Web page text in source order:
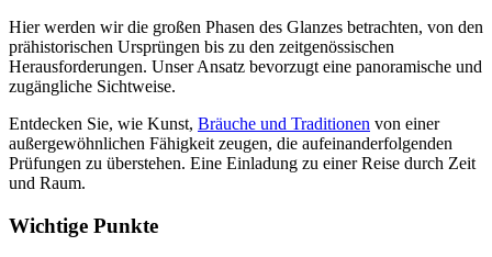
Hier werden wir die großen Phasen des Glanzes betrachten, von den
prähistorischen Ursprüngen bis zu den zeitgenössischen
Herausforderungen. Unser Ansatz bevorzugt eine panoramische und
zugängliche Sichtweise.
Entdecken Sie, wie Kunst, Bräuche und Traditionen von einer
außergewöhnlichen Fähigkeit zeugen, die aufeinanderfolgenden
Prüfungen zu überstehen. Eine Einladung zu einer Reise durch Zeit
und Raum.
Wichtige Punkte